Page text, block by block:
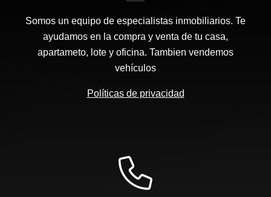
Somos un equipo de especialistas inmobiliarios. Te
ayudamos en la compra y venta de tu casa,
apartameto, lote y oficina. Tambien vendemos
vehículos
Políticas de privacidad